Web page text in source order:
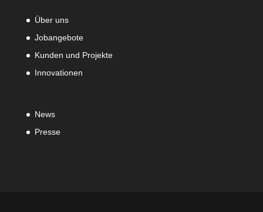
Über uns
Jobangebote
Kunden und Projekte
Innovationen
News
Presse